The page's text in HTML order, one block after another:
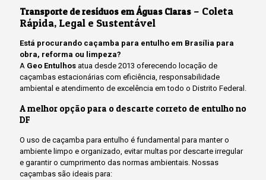
Transporte de resíduos em Águas Claras – Coleta
Rápida, Legal e Sustentável
Está procurando caçamba para entulho em Brasília para
obra, reforma ou limpeza?
A Geo Entulhos atua desde 2013 oferecendo locação de
caçambas estacionárias com eficiência, responsabilidade
ambiental e atendimento de excelência em todo o Distrito Federal.
A melhor opção para o descarte correto de entulho no
DF
O uso de caçamba para entulho é fundamental para manter o
ambiente limpo e organizado, evitar multas por descarte irregular
e garantir o cumprimento das normas ambientais. Nossas
caçambas são ideais para: